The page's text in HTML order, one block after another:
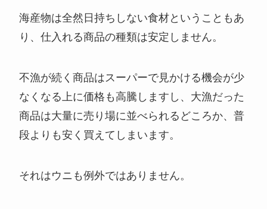
海産物は全然日持ちしない食材ということもあ
り、仕入れる商品の種類は安定しません。
不漁が続く商品はスーパーで見かける機会が少
なくなる上に価格も高騰しますし、大漁だった
商品は大量に売り場に並べられるどころか、普
段よりも安く買えてしまいます。
それはウニも例外ではありません。